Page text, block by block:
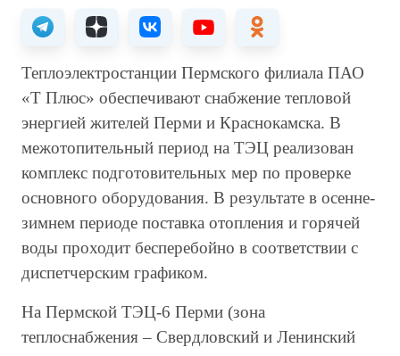
Теплоэлектростанции Пермского филиала ПАО
«Т Плюс» обеспечивают снабжение тепловой
энергией жителей Перми и Краснокамска. В
межотопительный период на ТЭЦ реализован
комплекс подготовительных мер по проверке
основного оборудования. В результате в осенне-
зимнем периоде поставка отопления и горячей
воды проходит бесперебойно в соответствии с
диспетчерским графиком.
На Пермской ТЭЦ-6 Перми (зона
теплоснабжения – Свердловский и Ленинский